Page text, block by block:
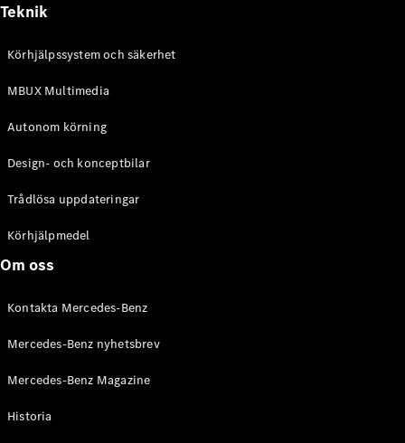
CLE
Mercedes-
Roadster
Maybach SL
Monogram
Series
Store
Teknik
Körhjälpssystem och säkerhet
MBUX Multimedia
Autonom körning
Design- och konceptbilar
Trådlösa uppdateringar
Körhjälpmedel
Om oss
Kontakta Mercedes-Benz
Mercedes-Benz nyhetsbrev
Mercedes-Benz Magazine
Historia